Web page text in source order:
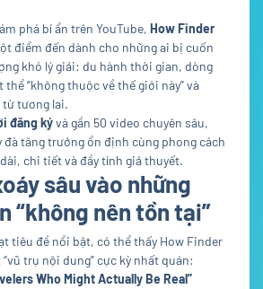
phá bí ẩn trên YouTube, How Finder
điểm đến dành cho những ai bị cuốn
khó lý giải: du hành thời gian, dòng
“không thuộc về thế giới này” và
từ tương lai.
đăng kývà gần 50 video chuyên sâu,
đà tăng trưởng ổn định cùng phong cách
chi tiết và đầy tính giả thuyết.
sâu vào những
“không nên tồn tại”
tiêu đề nổi bật, có thể thấy How Finder
trụ nội dung” cực kỳ nhất quán:
Who Might Actually Be Real”